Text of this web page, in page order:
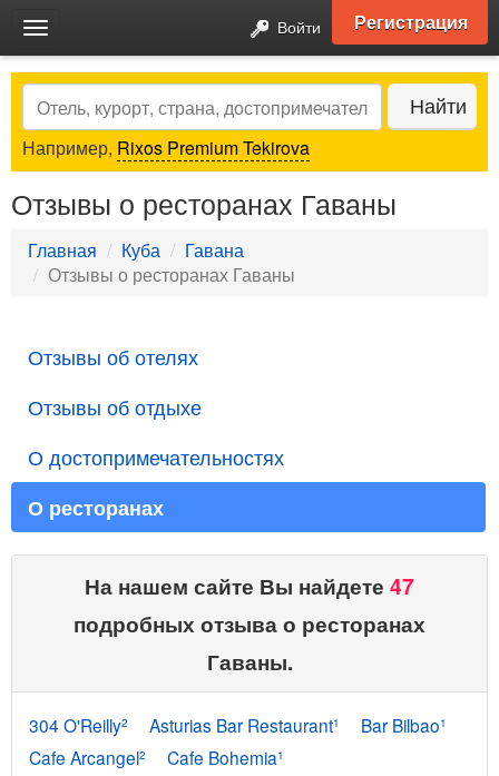
Toggle
navigation
Войти Регистрация
Search Найти
Например, Rixos Premium Tekirova
Отзывы о ресторанах Гаваны
Главная Куба
Гавана
Отзывы о ресторанах Гаваны
Отзывы об отелях
Отзывы об отдыхе
О достопримечательностях
О ресторанах
На нашем сайте Вы найдете 47
подробных отзыва о ресторанах
Гаваны.
304 O'Reilly2 Asturias Bar Restaurant1 Bar Bilbao1
Cafe Arcangel2 Cafe Bohemia1